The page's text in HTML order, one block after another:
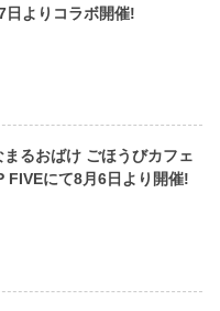
日よりコラボ開催!
まるおばけ ごほうびカフェ
FIVEにて8月6日より開催!